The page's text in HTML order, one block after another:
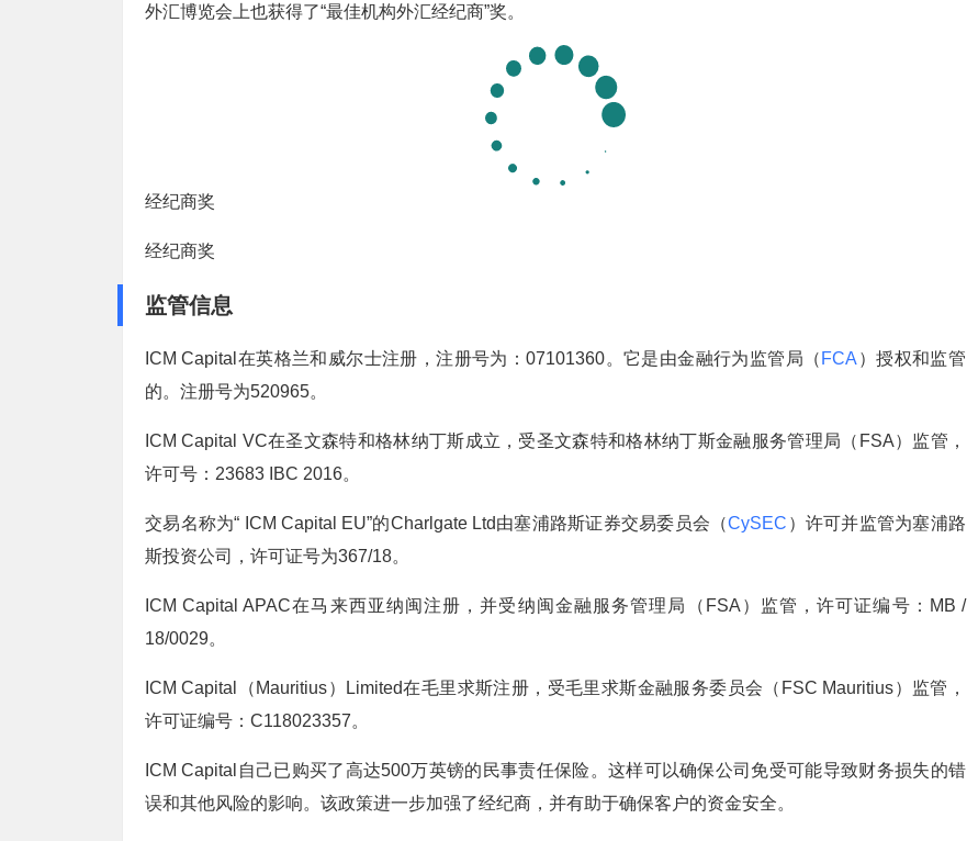
外汇博览会上也获得了“最佳机构外汇经纪商”奖。
经纪商奖
经纪商奖
监管信息
ICM Capital在英格兰和威尔士注册，注册号为：07101360。它是由金融行为监管局（ FCA ）授权和监管
的。注册号为520965。
ICM Capital VC在圣文森特和格林纳丁斯成立，受圣文森特和格林纳丁斯金融服务管理局（FSA）监管，
许可号：23683 IBC 2016。
交易名称为“ ICM Capital EU”的Charlgate Ltd由塞浦路斯证券交易委员会（CySEC ）许可并监管为塞浦路
斯投资公司，许可证号为367/18。
ICM Capital APAC在马来西亚纳闽注册，并受纳闽金融服务管理局（FSA）监管，许可证编号：MB /
18/0029。
ICM Capital（Mauritius）Limited在毛里求斯注册，受毛里求斯金融服务委员会（FSC Mauritius）监管，
许可证编号：C118023357。
ICM Capital自己已购买了高达500万英镑的民事责任保险。这样可以确保公司免受可能导致财务损失的错
误和其他风险的影响。该政策进一步加强了经纪商，并有助于确保客户的资金安全。